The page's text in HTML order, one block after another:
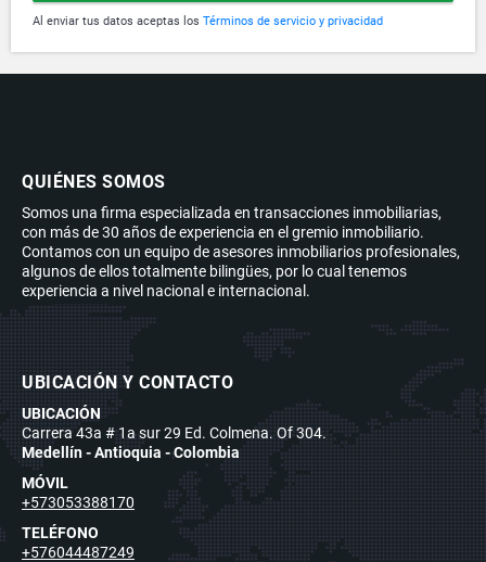
Al enviar tus datos aceptas los Términos de servicio y privacidad
QUIÉNES SOMOS
Somos una firma especializada en transacciones inmobiliarias,
con más de 30 años de experiencia en el gremio inmobiliario.
Contamos con un equipo de asesores inmobiliarios profesionales,
algunos de ellos totalmente bilingües, por lo cual tenemos
experiencia a nivel nacional e internacional.
UBICACIÓN Y CONTACTO
UBICACIÓN
Carrera 43a # 1a sur 29 Ed. Colmena. Of 304.
Medellín - Antioquia - Colombia
MÓVIL
+573053388170
TELÉFONO
+576044487249